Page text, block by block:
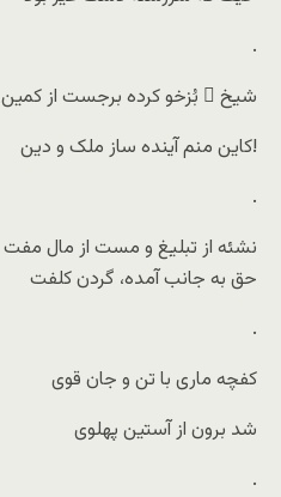
.
شیخ ِ بُزخو کرده برجست از کمین
کاین منم آینده ساز ملک و دین!
.
نشئه از تبلیغ و مست از مال مفت
حق به جانب آمده، گردن کلفت
.
کفچه ماری با تن و جان قوی
شد برون از آستین پهلوی
.